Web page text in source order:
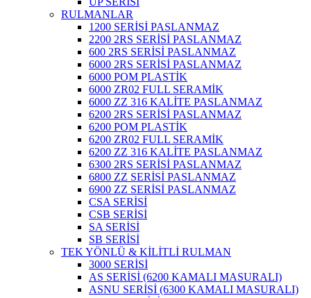
RULMANLAR
1200 SERİSİ PASLANMAZ
2200 2RS SERİSİ PASLANMAZ
600 2RS SERİSİ PASLANMAZ
6000 2RS SERİSİ PASLANMAZ
6000 POM PLASTİK
6000 ZR02 FULL SERAMİK
6000 ZZ 316 KALİTE PASLANMAZ
6200 2RS SERİSİ PASLANMAZ
6200 POM PLASTİK
6200 ZR02 FULL SERAMİK
6200 ZZ 316 KALİTE PASLANMAZ
6300 2RS SERİSİ PASLANMAZ
6800 ZZ SERİSİ PASLANMAZ
6900 ZZ SERİSİ PASLANMAZ
CSA SERİSİ
CSB SERİSİ
SA SERİSİ
SB SERİSİ
TEK YÖNLÜ & KİLİTLİ RULMAN
3000 SERİSİ
AS SERİSİ (6200 KAMALI MASURALI)
ASNU SERİSİ (6300 KAMALI MASURALI)